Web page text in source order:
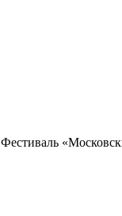
Фестиваль